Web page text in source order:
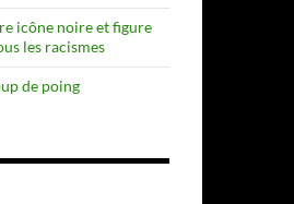
icône noire et figure
les racismes
de poing